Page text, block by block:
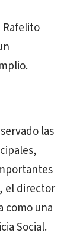
Rafelito
las
el director
como una
Social.